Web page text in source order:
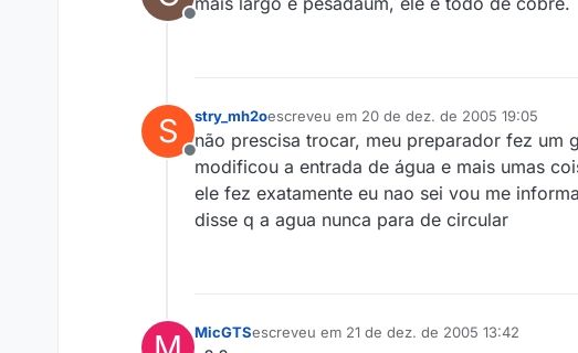
Offline
S
Offline
stry_mh2oescreveu em 20 de dez. de 2005 19:05
última edição por
não prescisa trocar, meu preparador fez
modificou a entrada de água e mais umas
ele fez exatamente eu nao sei vou me
disse q a agua nunca para de circular
MicGTSescreveu em 21 de dez. de 2005 13:42
última edição por